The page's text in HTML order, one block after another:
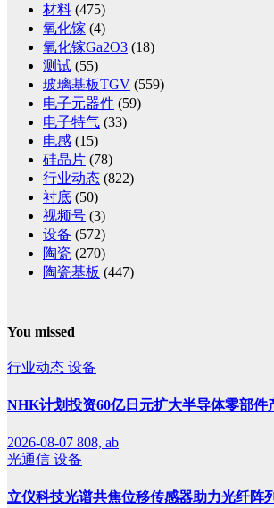
材料 (475)
氧化镓 (4)
氧化镓Ga2O3 (18)
测试 (55)
玻璃基板TGV (559)
电子元器件 (59)
电子特气 (33)
电感 (15)
硅晶片 (78)
行业动态 (822)
衬底 (50)
视频号 (3)
设备 (572)
陶瓷 (270)
陶瓷基板 (447)
You missed
行业动态 设备
NHK计划投资60亿日元扩大半导体零部件
2026-08-07 808, ab
光通信 设备
立仪科技光谱共焦位移传感器助力光纤阵